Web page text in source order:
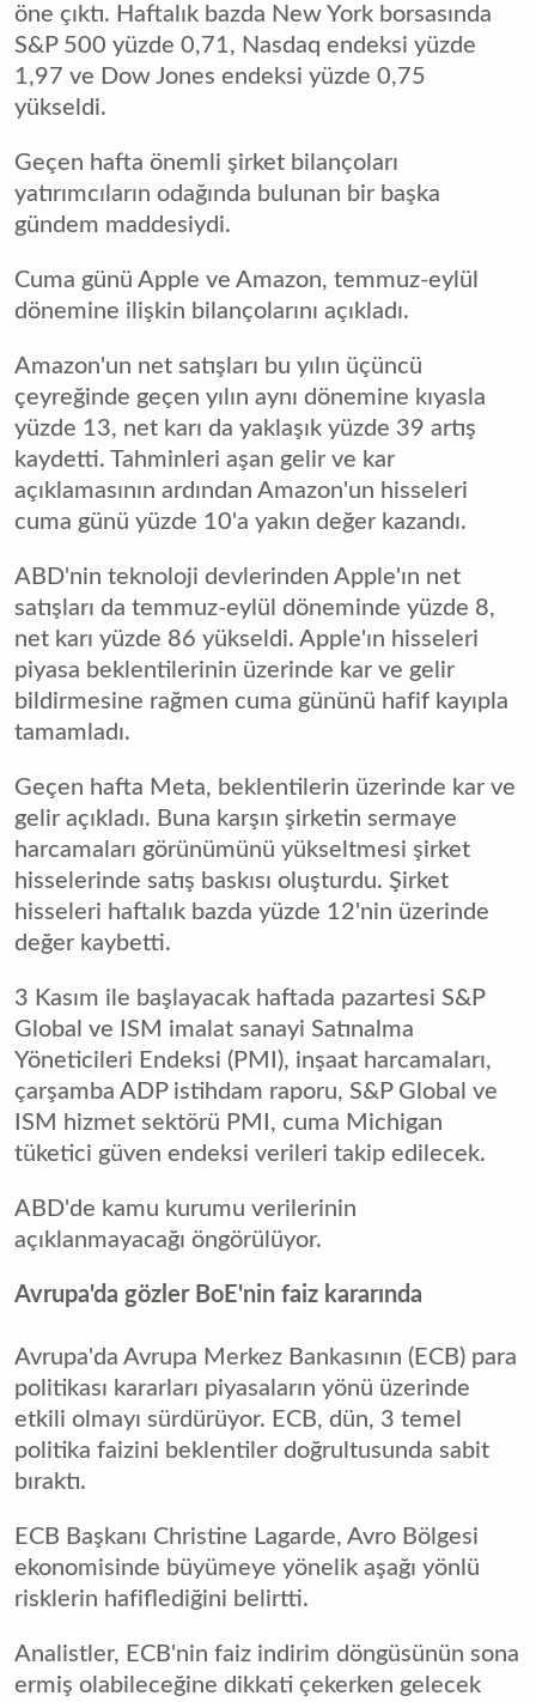
öne çıktı. Haftalık bazda New York borsasında
S&P 500 yüzde 0,71, Nasdaq endeksi yüzde
1,97 ve Dow Jones endeksi yüzde 0,75
yükseldi.
Geçen hafta önemli şirket bilançoları
yatırımcıların odağında bulunan bir başka
gündem maddesiydi.
Cuma günü Apple ve Amazon, temmuz-eylül
dönemine ilişkin bilançolarını açıkladı.
Amazon'un net satışları bu yılın üçüncü
çeyreğinde geçen yılın aynı dönemine kıyasla
yüzde 13, net karı da yaklaşık yüzde 39 artış
kaydetti. Tahminleri aşan gelir ve kar
açıklamasının ardından Amazon'un hisseleri
cuma günü yüzde 10'a yakın değer kazandı.
ABD'nin teknoloji devlerinden Apple'ın net
satışları da temmuz-eylül döneminde yüzde 8,
net karı yüzde 86 yükseldi. Apple'ın hisseleri
piyasa beklentilerinin üzerinde kar ve gelir
bildirmesine rağmen cuma gününü hafif kayıpla
tamamladı.
Geçen hafta Meta, beklentilerin üzerinde kar ve
gelir açıkladı. Buna karşın şirketin sermaye
harcamaları görünümünü yükseltmesi şirket
hisselerinde satış baskısı oluşturdu. Şirket
hisseleri haftalık bazda yüzde 12'nin üzerinde
değer kaybetti.
3 Kasım ile başlayacak haftada pazartesi S&P
Global ve ISM imalat sanayi Satınalma
Yöneticileri Endeksi (PMI), inşaat harcamaları,
çarşamba ADP istihdam raporu, S&P Global ve
ISM hizmet sektörü PMI, cuma Michigan
tüketici güven endeksi verileri takip edilecek.
ABD'de kamu kurumu verilerinin
açıklanmayacağı öngörülüyor.
Avrupa'da gözler BoE'nin faiz kararında
Avrupa'da Avrupa Merkez Bankasının (ECB) para
politikası kararları piyasaların yönü üzerinde
etkili olmayı sürdürüyor. ECB, dün, 3 temel
politika faizini beklentiler doğrultusunda sabit
bıraktı.
ECB Başkanı Christine Lagarde, Avro Bölgesi
ekonomisinde büyümeye yönelik aşağı yönlü
risklerin hafiflediğini belirtti.
Analistler, ECB'nin faiz indirim döngüsünün sona
ermiş olabileceğine dikkati çekerken gelecek